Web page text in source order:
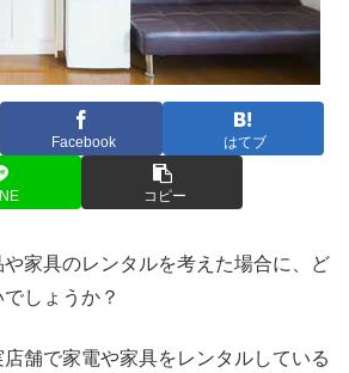
Facebook はてブ
コピー
家具のレンタルを考えた場合に、ど
しょうか？
舗で家電や家具をレンタルしている